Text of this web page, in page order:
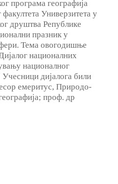
програма географија
Универзитета у
друштва Републике
празник у
Тема овогодишње
националних
националног
Учесници дијалога били
емеритус, Природо-
проф. др